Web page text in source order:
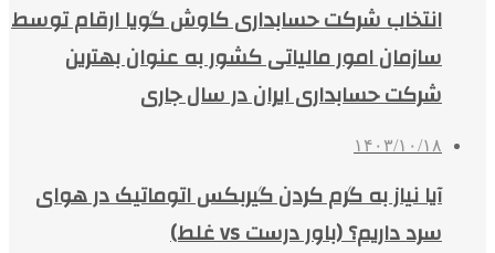
انتخاب شرکت حسابداری کاوش گویا ارقام توسط
سازمان امور مالیاتی کشور به عنوان بهترین
شرکت حسابداری ایران در سال جاری
۱۴۰۳/۱۰/۱۸
آیا نیاز به گرم کردن گیربکس اتوماتیک در هوای
سرد داریم؟ (باور درست vs غلط)